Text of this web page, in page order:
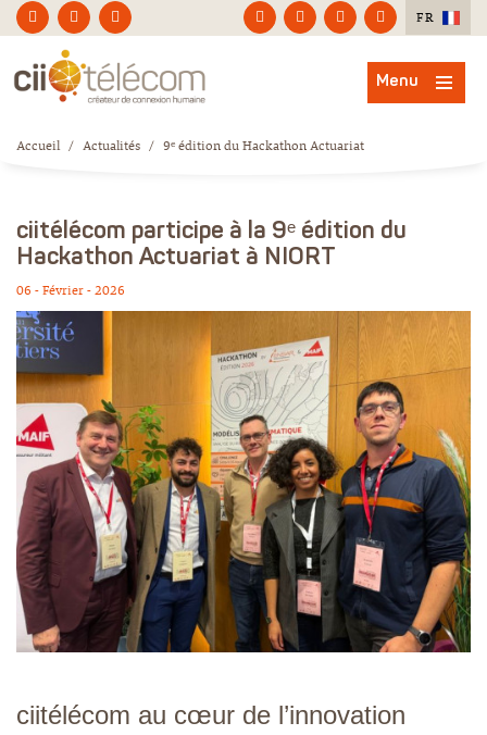
FR
Menu
Accueil / Actualités / 9ᵉ édition du Hackathon Actuariat
ciitélécom participe à la 9ᵉ édition du
Hackathon Actuariat à NIORT
06 - Février - 2026
ciitélécom au cœur de l’innovation